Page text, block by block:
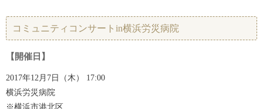
コミュニティコンサートin横浜労災病院
【開催日】
2017年12月7日（木） 17:00
横浜労災病院
※横浜市港北区